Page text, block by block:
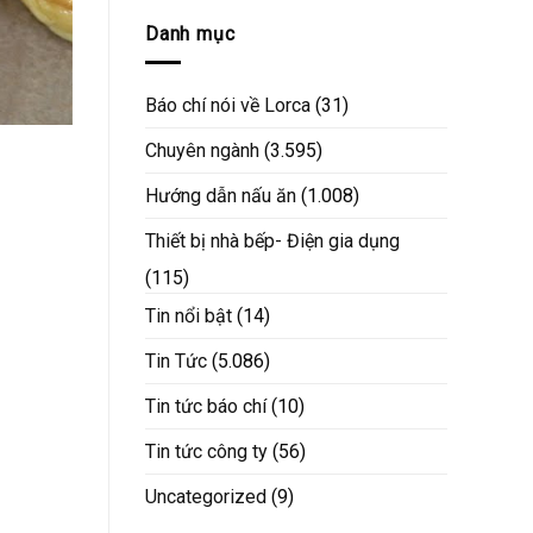
Danh mục
Báo chí nói về Lorca (31)
Chuyên ngành (3.595)
Hướng dẫn nấu ăn (1.008)
Thiết bị nhà bếp- Điện gia dụng
(115)
Tin nổi bật (14)
Tin Tức (5.086)
Tin tức báo chí(10)
Tin tức công ty (56)
Uncategorized (9)